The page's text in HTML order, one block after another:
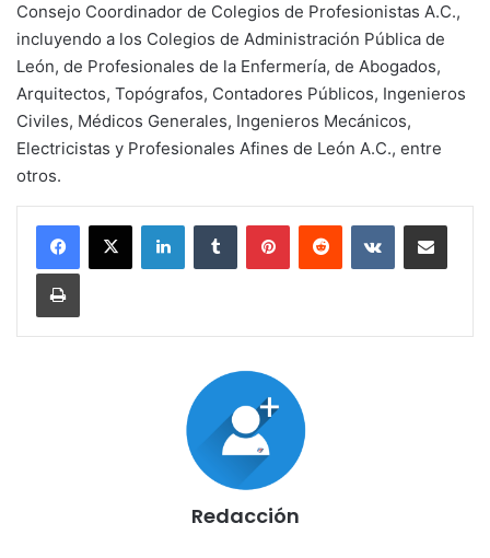
Consejo Coordinador de Colegios de Profesionistas A.C.,
incluyendo a los Colegios de Administración Pública de
León, de Profesionales de la Enfermería, de Abogados,
Arquitectos, Topógrafos, Contadores Públicos, Ingenieros
Civiles, Médicos Generales, Ingenieros Mecánicos,
Electricistas y Profesionales Afines de León A.C., entre
otros.
LinkedInTumblr PinterestReddit VKontakteCompartir por
Imprimir
Redacción